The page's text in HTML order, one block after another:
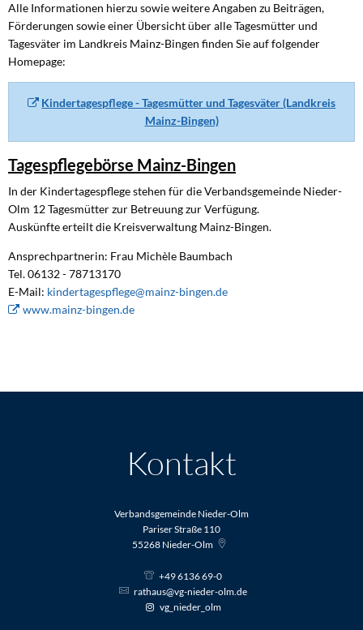
Alle Informationen hierzu sowie weitere Angaben zu Beiträgen,
Förderungen sowie einer Übersicht über alle Tagesmütter und
Tagesväter im Landkreis Mainz-Bingen finden Sie auf folgender
Homepage:
Kindertagespflege - Tagesmütter und Tagesväter (Landkreis
Mainz-Bingen)
Tagespflegebörse Mainz-Bingen
In der Kindertagespflege stehen für die Verbandsgemeinde Nieder-
Olm 12 Tagesmütter zur Betreuung zur Verfügung.
Auskünfte erteilt die Kreisverwaltung Mainz-Bingen.
Ansprechpartnerin: Frau Michèle Baumbach
Tel. 06132 - 78713170
E-Mail: kindertagespflege@mainz-bingen.de
www.mainz-bingen.de
Kontakt
Verbandsgemeinde Nieder-Olm
Pariser Straße 110
55268 Nieder-Olm
+49 6136 69-0
rathaus@vg-nieder-olm.de
vg_nieder_olm